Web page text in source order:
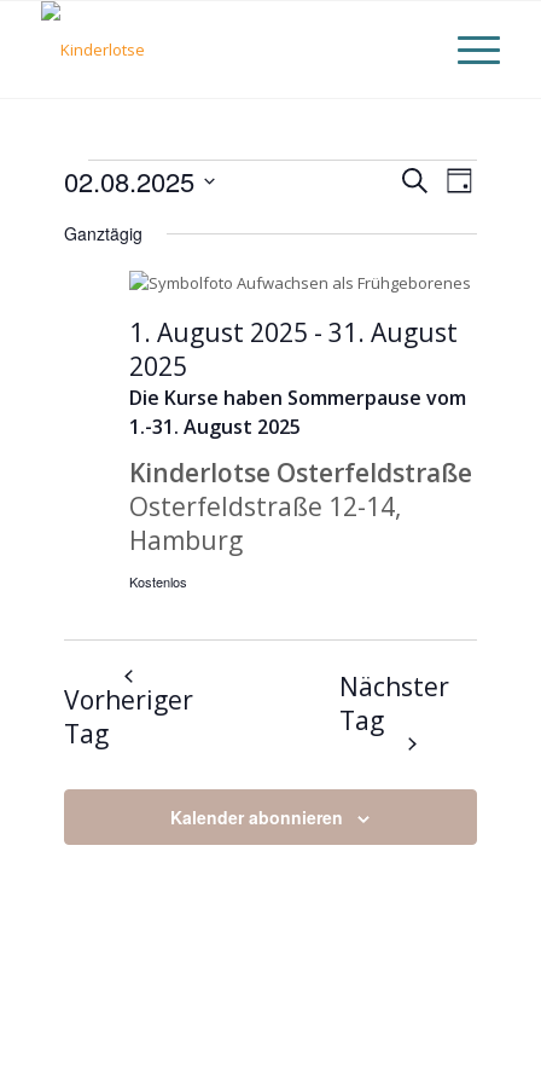
Veranstaltungen
für
August
2025
Suche
und
SucheTag
02.08.2025
wählen.
Ganztägig
Die Kurse haben Sommerpause vom
1.-31. August 2025
1. August 2025 -31. August
2025
Kinderlotse Osterfeldstraße
Osterfeldstraße 12-14,
Hamburg
Kostenlos
Vorheriger
Tag
Nächster
Tag
Kalender abonnieren